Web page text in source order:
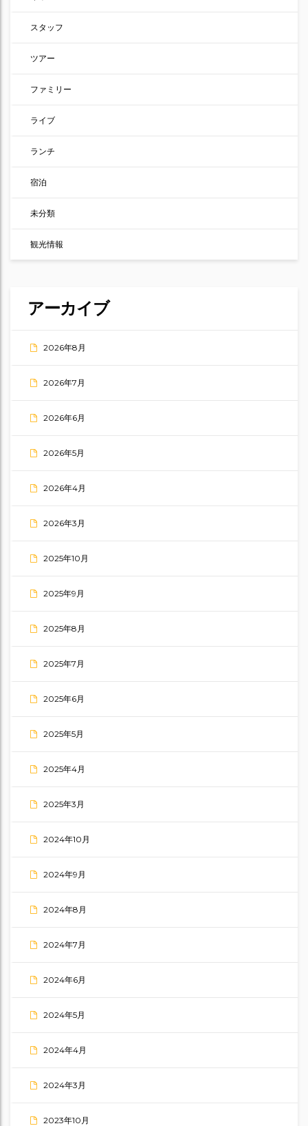
スタッフ
ツアー
ファミリー
ライブ
ランチ
宿泊
未分類
観光情報
アーカイブ
2026年8月
2026年7月
2026年6月
2026年5月
2026年4月
2026年3月
2025年10月
2025年9月
2025年8月
2025年7月
2025年6月
2025年5月
2025年4月
2025年3月
2024年10月
2024年9月
2024年8月
2024年7月
2024年6月
2024年5月
2024年4月
2024年3月
2023年10月